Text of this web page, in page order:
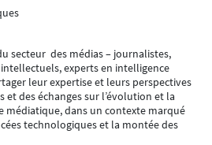
secteur des médias – journalistes,
experts en intelligence
leur expertise et leurs perspectives
et des échanges sur l’évolution et la
médiatique, dans un contexte marqué
technologiques et la montée des